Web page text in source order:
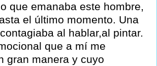
que emanaba este hombre,
el último momento. Una
al hablar,al pintar.
que a mí me
gran manera y cuyo